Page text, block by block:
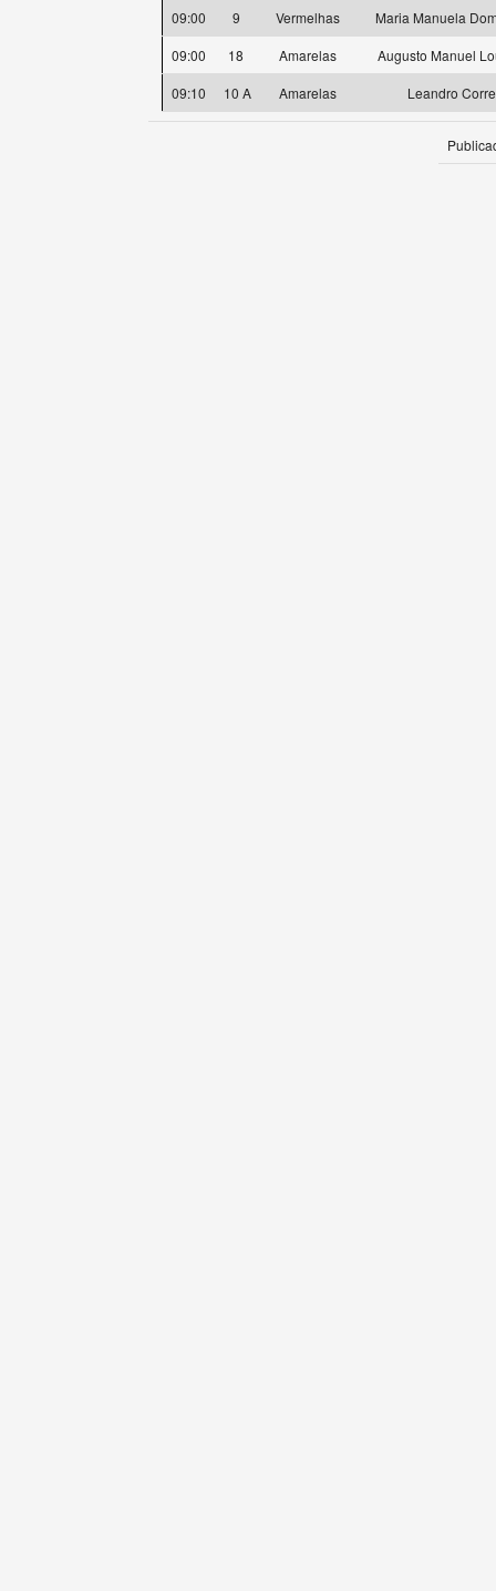
09:00 9 Vermelhas
Maria Manuela
09:00
18 Amarelas
Augusto Manuel
09:10
10 A Amarelas Leandro